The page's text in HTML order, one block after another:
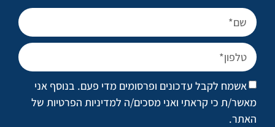
אשמח לקבל עדכונים ופרסומים מדי פעם. בנוסף אני
מאשר/ת כי קראתי ואני מסכים/ה למדיניות הפרטיות של
האתר.